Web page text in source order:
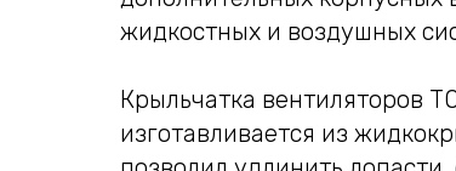
жидкостных и воздушных
Крыльчатка вентиляторов
изготавливается из